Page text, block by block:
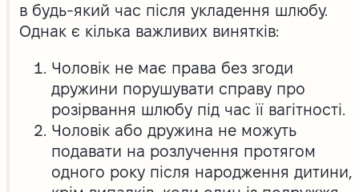
в будь-який час після укладення шлюбу.
Однак є кілька важливих винятків:
Чоловік не має права без згоди
дружини порушувати справу про
розірвання шлюбу під час її вагітності.
Чоловік або дружина не можуть
подавати на розлучення протягом
одного року після народження дитини,